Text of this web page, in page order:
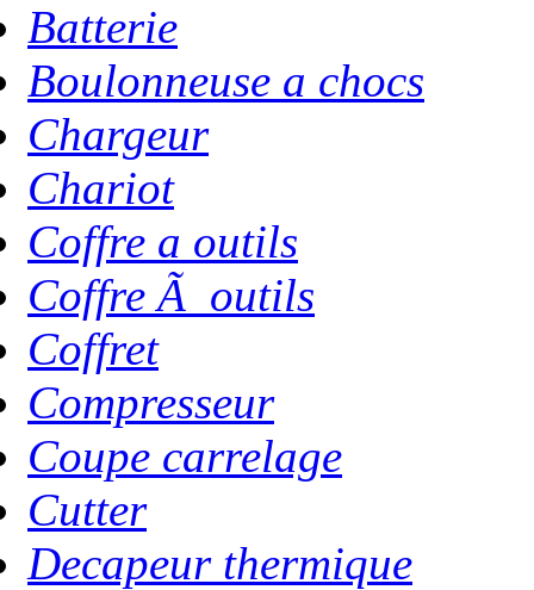
Batterie
Boulonneuse a chocs
Chargeur
Chariot
Coffre a outils
Coffre Ã outils
Coffret
Compresseur
Coupe carrelage
Cutter
Decapeur thermique